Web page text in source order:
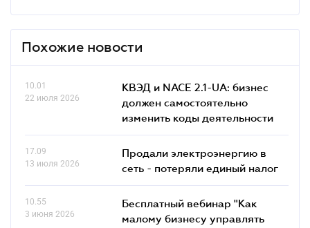
Похожие новости
10.01
22 июля 2026
КВЭД и NACE 2.1-UA: бизнес
должен самостоятельно
изменить коды деятельности
17.09
13 июля 2026
Продали электроэнергию в
сеть - потеряли единый налог
10.55
3 июня 2026
Бесплатный вебинар "Как
малому бизнесу управлять